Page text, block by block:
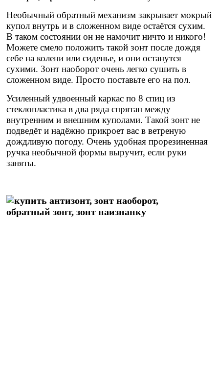
Необычный обратный механизм закрывает мокрый
купол внутрь и в сложенном виде остаётся сухим.
В таком состоянии он не намочит ничто и никого!
Можете смело положить такой зонт после дождя
себе на колени или сиденье, и они останутся
сухими. Зонт наоборот очень легко сушить в
сложенном виде. Просто поставьте его на пол.
Усиленный удвоенный каркас по 8 спиц из
стеклопластика в два ряда спрятан между
внутренним и внешним куполами. Такой зонт не
подведёт и надёжно прикроет вас в ветреную
дождливую погоду. Очень удобная прорезиненная
ручка необычной формы выручит, если руки
заняты.